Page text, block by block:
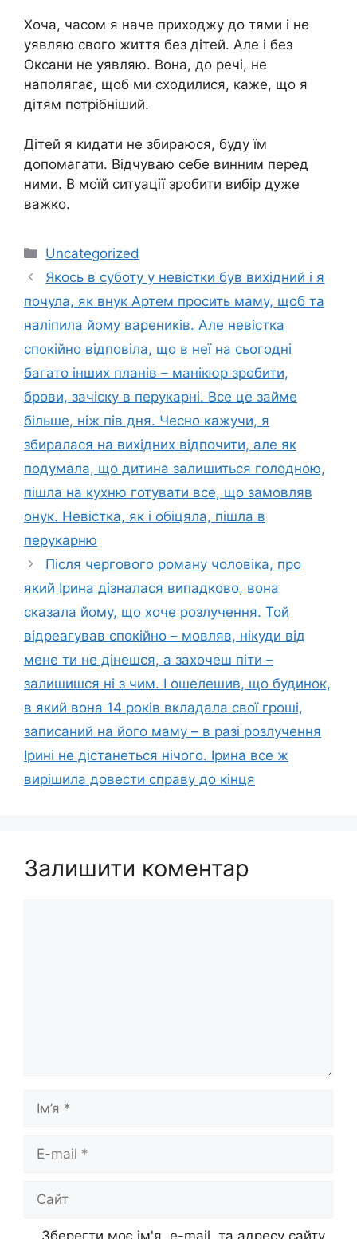
Хоча, часом я наче приходжу до тями і не
уявляю свого життя без дітей. Але і без
Оксани не уявляю. Вона, до речі, не
наполягає, щоб ми сходилися, каже, що я
дітям потрібніший.
Дітей я кидати не збираюся, буду їм
допомагати. Відчуваю себе винним перед
ними. В моїй ситуації зробити вибір дуже
важко.
Категорії
Uncategorized
Якось в суботу у невістки був вихідний і я
почула, як внук Артем просить маму, щоб та
наліпила йому вареників. Але невістка
спокійно відповіла, що в неї на сьогодні
багато інших планів – манікюр зробити,
брови, зачіску в перукарні. Все це займе
більше, ніж пів дня. Чесно кажучи, я
збиралася на вихідних відпочити, але як
подумала, що дитина залишиться голодною,
пішла на кухню готувати все, що замовляв
онук. Невістка, як і обіцяла, пішла в
перукарню
Після чергового роману чоловіка, про
який Ірина дізналася випадково, вона
сказала йому, що хоче розлучення. Той
відреагував спокійно – мовляв, нікуди від
мене ти не дінешся, а захочеш піти –
залишишся ні з чим. І ошелешив, що будинок,
в який вона 14 років вкладала свої гроші,
записаний на його маму – в разі розлучення
Ірині не дістанеться нічого. Ірина все ж
вирішила довести справу до кінця
Залишити коментар
Ім’я
Сайт